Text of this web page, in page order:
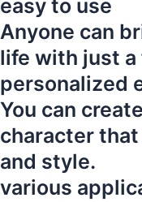
easy to use
Anyone can
life with just a
personalized
You can
character
and style.
various